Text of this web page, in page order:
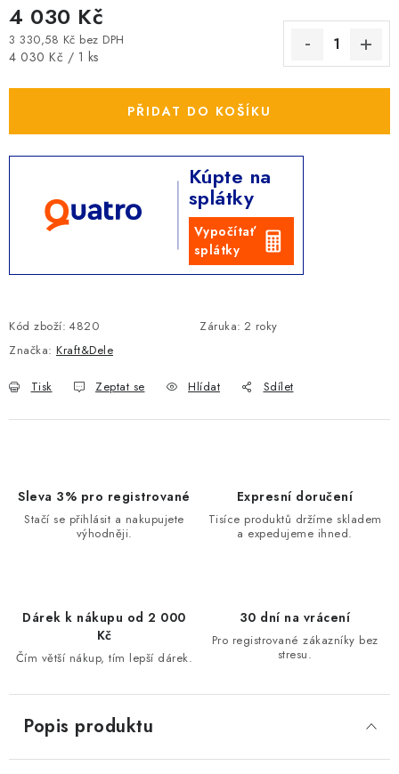
4 030 Kč
3 330,58 Kč bez DPH
Měrná cena:
4 030 Kč / 1 ks
PŘIDAT DO KOŠÍKU
Kúpte na
splátky
Vypočítať
splátky
Kód zboží: 4820 Záruka: 2 roky
Značka: Kraft&Dele
Tisk Zeptat se Hlídat Sdílet
Sleva 3% pro registrované
Stačí se přihlásit a nakupujete
výhodněji.
Expresní doručení
Tisíce produktů držíme skladem
a expedujeme ihned.
Dárek k nákupu od 2 000
Kč
Čím větší nákup, tím lepší dárek.
30 dní na vrácení
Pro registrované zákazníky bez
stresu.
Popis produktu